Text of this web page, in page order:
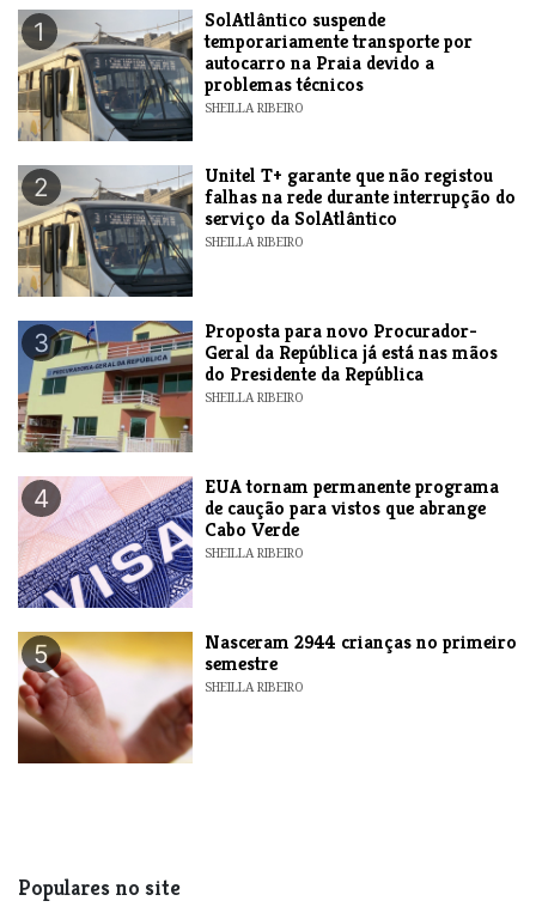
1
SolAtlântico suspende
temporariamente transporte por
autocarro na Praia devido a
problemas técnicos
SHEILLA RIBEIRO
2
Unitel T+ garante que não registou
falhas na rede durante interrupção do
serviço da SolAtlântico
SHEILLA RIBEIRO
3
Proposta para novo Procurador-
Geral da República já está nas mãos
do Presidente da República
SHEILLA RIBEIRO
4
EUA tornam permanente programa
de caução para vistos que abrange
Cabo Verde
SHEILLA RIBEIRO
5
Nasceram 2944 crianças no primeiro
semestre
SHEILLA RIBEIRO
Populares no site